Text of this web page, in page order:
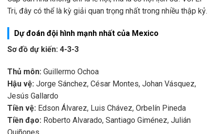
Tri, đây có thể là kỳ giải quan trọng nhất trong nhiều thập kỷ.
Dự đoán đội hình mạnh nhất của Mexico
Sơ đồ dự kiến: 4-3-3
Thủ môn: Guillermo Ochoa
Hậu vệ: Jorge Sánchez, César Montes, Johan Vásquez,
Jesús Gallardo
Tiền vệ: Edson Álvarez, Luis Chávez, Orbelín Pineda
Tiền đạo: Roberto Alvarado, Santiago Giménez, Julián